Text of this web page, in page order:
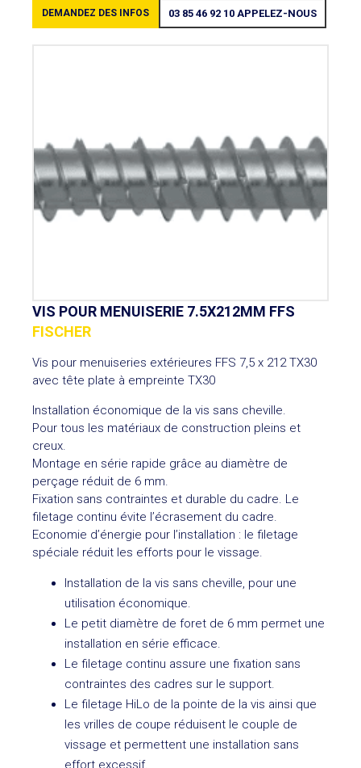
DEMANDEZ DES INFOS 03 85 46 92 10 APPELEZ-NOUS
VIS POUR MENUISERIE 7.5X212MM FFS
FISCHER
Vis pour menuiseries extérieures FFS 7,5 x 212 TX30
avec tête plate à empreinte TX30
Installation économique de la vis sans cheville.
Pour tous les matériaux de construction pleins et
creux.
Montage en série rapide grâce au diamètre de
perçage réduit de 6 mm.
Fixation sans contraintes et durable du cadre. Le
filetage continu évite l’écrasement du cadre.
Economie d’énergie pour l’installation : le filetage
spéciale réduit les efforts pour le vissage.
Installation de la vis sans cheville, pour une
utilisation économique.
Le petit diamètre de foret de 6 mm permet une
installation en série efficace.
Le filetage continu assure une fixation sans
contraintes des cadres sur le support.
Le filetage HiLo de la pointe de la vis ainsi que
les vrilles de coupe réduisent le couple de
vissage et permettent une installation sans
effort excessif.